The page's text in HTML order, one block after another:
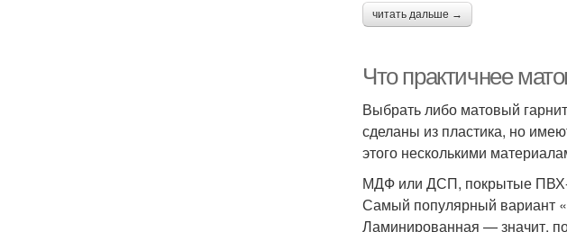
читать дальше →
Что практичнее
Выбрать либо матовый
сделаны из пластика, но
этого несколькими
МДФ или ДСП, покрытые
Самый популярный вариант
Ламинированная — значит,